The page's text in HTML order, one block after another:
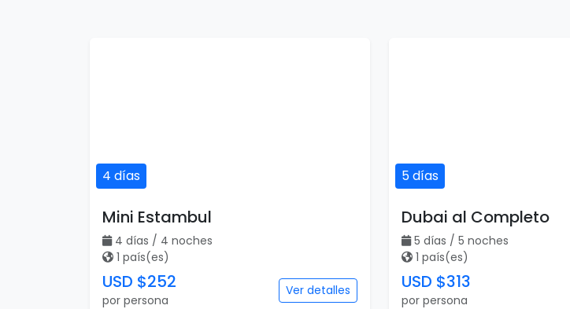
4 días
Mini Estambul
4 días / 4 noches
1 país(es)
USD $252
por persona
Ver detalles
5 días
Dubai al Completo
5 días / 5 noches
1 país(es)
USD $313
por persona